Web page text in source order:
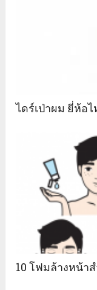
ไดร์เป่าผม ยี่ห้อ
10 โฟมล้างหน้า